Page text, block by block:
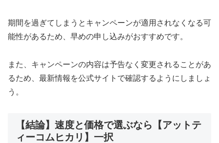
期間を過ぎてしまうとキャンペーンが適用されなくなる可
能性があるため、早めの申し込みがおすすめです。
また、キャンペーンの内容は予告なく変更されることがあ
るため、最新情報を公式サイトで確認するようにしましょ
う。
【結論】速度と価格で選ぶなら【アットテ
ィーコムヒカリ】一択